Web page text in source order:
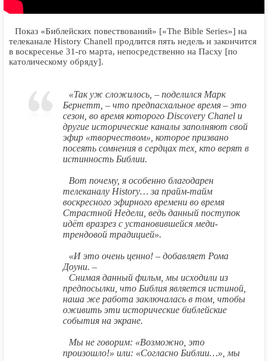
Показ «Библейских повествований» [«The Bible Series»] на
телеканале History Chanell продлится пять недель и закончится
в воскресенье 31-го марта, непосредственно на Пасху [по
католическому обряду].
«Так уж сложилось, – поделился Марк
Бернетт, – что предпасхальное время – это
сезон, во время которого Discovery Chanel и
другие исторические каналы заполняют свой
эфир «творчеством», которое призвано
посеять сомнения в сердцах тех, кто верят в
истинность Библии.
Вот почему, я особенно благодарен
телеканалу History… за прайм-тайм
воскресного эфирного времени во время
Страстной Недели, ведь данный поступок
идёт вразрез с установившейся меди-
трендовой традицией».
«И это очень ценно! – добавляет Рома
Доуни. –
Снимая данный фильм, мы исходили из
предпосылки, что Библия является истиной,
наша же работа заключалась в том, чтобы
оживить эти исторические библейские
события на экране.
Мы не говорим: «Возможно, это
произошло!» или: «Согласно Библии…», мы